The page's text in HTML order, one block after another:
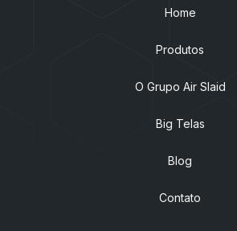
Home
Produtos
O Grupo Air Slaid
Big Telas
Blog
Contato